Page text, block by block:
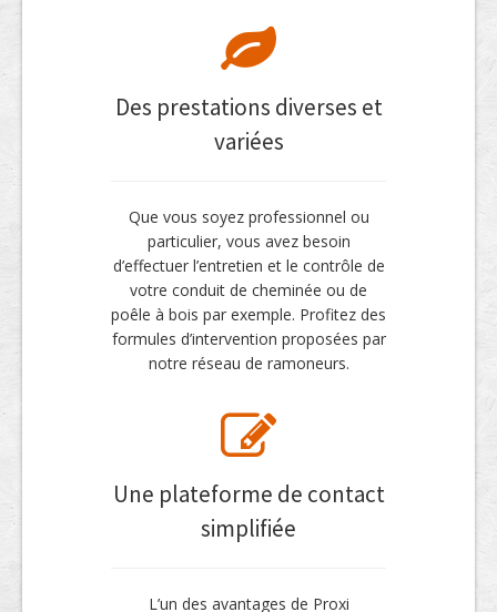
Des prestations diverses et
variées
Que vous soyez professionnel ou
particulier, vous avez besoin
d’effectuer l’entretien et le contrôle de
votre conduit de cheminée ou de
poêle à bois par exemple. Profitez des
formules d’intervention proposées par
notre réseau de ramoneurs.
Une plateforme de contact
simplifiée
L’un des avantages de Proxi